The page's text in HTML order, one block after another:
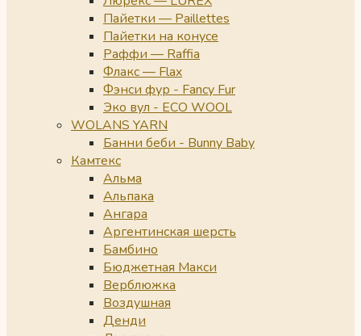
Пайетки — Paillettes
Пайетки на конусе
Раффи — Raffia
Флакс — Flax
Фэнси фур - Fancy Fur
Эко вул - ECO WOOL
WOLANS YARN
Банни беби - Bunny Baby
Камтекс
Альма
Альпака
Ангара
Аргентинская шерсть
Бамбино
Бюджетная Макси
Верблюжка
Воздушная
Денди